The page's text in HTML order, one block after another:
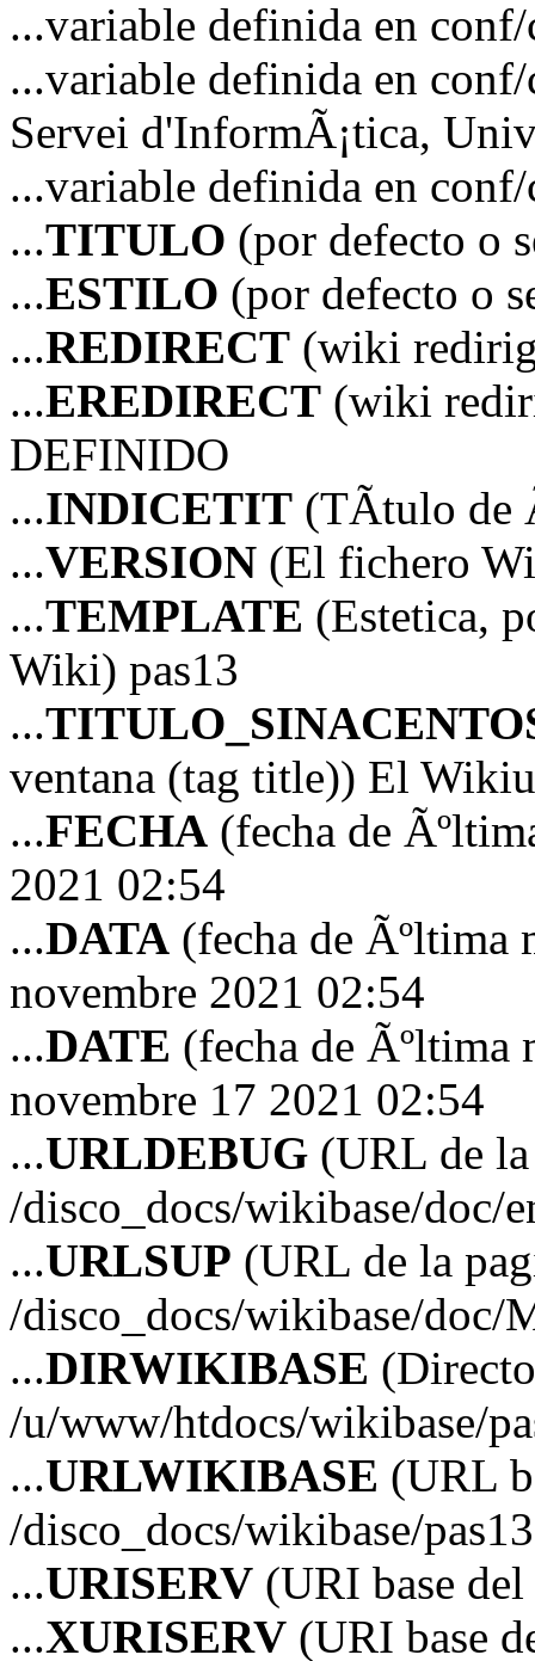
...variable definida en
...variable definida en
Servei d'InformÃ¡tica,
...variable definida en
...TITULO (por defecto o
...ESTILO (por defecto o
...REDIRECT (wiki
...EREDIRECT (wiki
DEFINIDO
...INDICETIT (TÃ­tulo de
...VERSION (El fichero
...TEMPLATE (Estetica,
Wiki) pas13
...
ventana (tag title)) El
...FECHA (fecha de
2021 02:54
...DATA (fecha de Ãºltima
novembre 2021 02:54
...DATE (fecha de
novembre 17 2021 02:54
...URLDEBUG (URL de
/disco_docs/wikibase/doc/
...URLSUP (URL de la
/disco_docs/wikibase/doc/
...DIRWIKIBASE
/u/www/htdocs/wikibase/
...URLWIKIBASE (URL
/disco_docs/wikibase/pas13
...URISERV (URI base
...XURISERV (URI base